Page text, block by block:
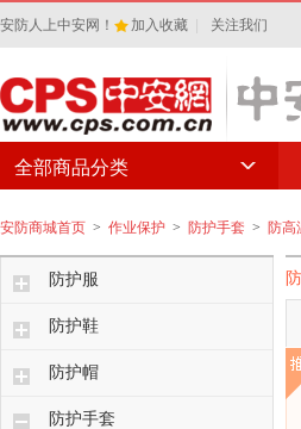
安防人上中安网！ 加入收藏 关注我们
全部商品分类
安防商城首页 > 作业保护 > 防护手套 > 防高
防护服
防护鞋
防护帽
防护手套